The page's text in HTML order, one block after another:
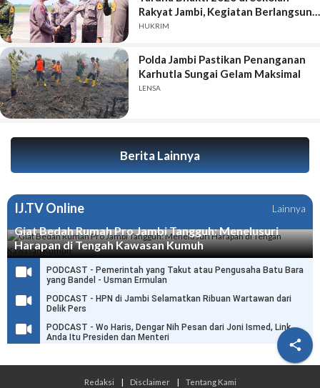

Rakyat Jambi, Kegiatan Berlangsung
Aman dan Lancar
HUKRIM
Polda Jambi Pastikan Penanganan
Karhutla Sungai Gelam Maksimal
LENSA
Berita Lainnya
IJ.TV Online Lainnya
Giat Bedah Rumah Pro Jambi Tangguh: Menelusuri
Harapan di Tengah Kawasan Kumuh
PODCAST - Pemerintah yang Takut atau Pengusaha Batu Bara
yang Bandel - Usman Ermulan
PODCAST - HPN di Jambi Selamatkan Ribuan Wartawan dari
Delik Pers
PODCAST - Wo Haris, Dengar Nih Pesan dari Joni Ismed, Link
Anda Itu Presiden dan Menteri
Redaksi | Disclaimer | Tentang Kami